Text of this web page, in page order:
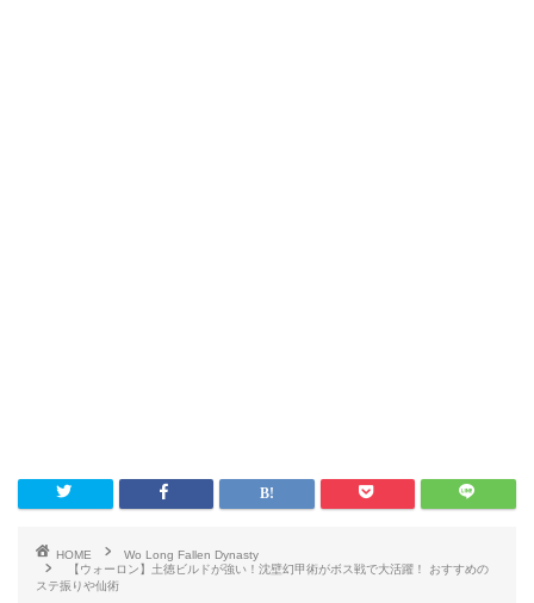
HOME
Wo Long Fallen Dynasty
【ウォーロン】土徳ビルドが強い！沈壁幻甲術がボス戦で大活躍！ おすすめの
ステ振りや仙術